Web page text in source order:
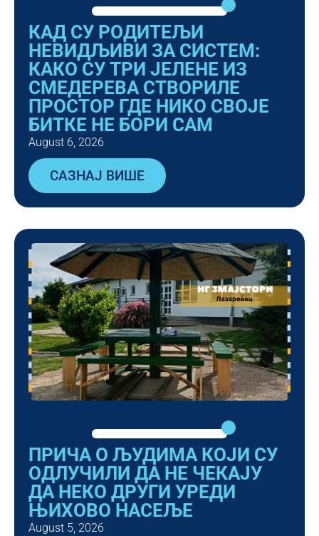
КАД СУ РОДИТЕЉИ
НЕВИДЉИВИ ЗА СИСТЕМ:
КАКО СУ ТРИ ЈЕЛЕНЕ ИЗ
СМЕДЕРЕВА СТВОРИЛЕ
ПРОСТОР ГДЕ НИКО СВОЈЕ
БИТКЕ НЕ БОРИ САМ
August 6, 2026
САЗНАЈ ВИШЕ
ПРИЧА О ЉУДИМА КОЈИ СУ
ОДЛУЧИЛИ ДА НЕ ЧЕКАЈУ
ДА НЕКО ДРУГИ УРЕДИ
ЊИХОВО НАСЕЉЕ
August 5, 2026